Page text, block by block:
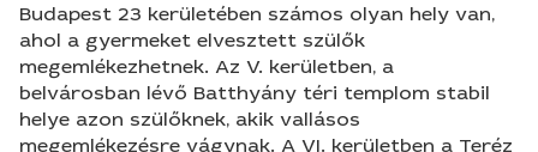
Budapest 23 kerületében számos olyan hely van,
ahol a gyermeket elvesztett szülők
megemlékezhetnek. Az V. kerületben, a
belvárosban lévő Batthyány téri templom stabil
helye azon szülőknek, akik vallásos
megemlékezésre vágynak. A VI. kerületben a Teréz